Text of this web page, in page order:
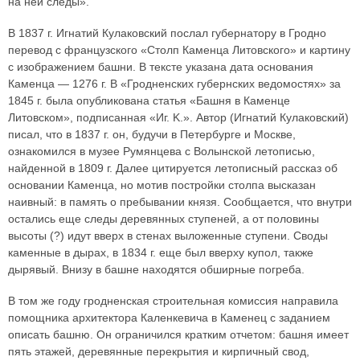
В 1837 г. Игнатий Кулаковский послал губернатору в Гродно
перевод с французского «Столп Каменца Литовского» и картину
с изображением башни. В тексте указана дата основания
Каменца — 1276 г. В «Гродненских губернских ведомостях» за
1845 г. была опубликована статья «Башня в Каменце
Литовском», подписанная «Иг. K.». Автор (Игнатий Кулаковский)
писал, что в 1837 г. он, будучи в Петербурге и Москве,
ознакомился в музее Румянцева с Волынской летописью,
найденной в 1809 г. Далее цитируется летописный рассказ об
основании Каменца, но мотив постройки столпа высказан
наивный: в память о пребывании князя. Сообщается, что внутри
остались еще следы деревянных ступеней, а от половины
высоты (?) идут вверх в стенах выложенные ступени. Своды
каменные в дырах, в 1834 г. еще был вверху купол, также
дырявый. Внизу в башне находятся обширные погреба.
В том же году гродненская строительная комиссия направила
помощника архитектора Каленкевича в Каменец с заданием
описать башню. Он ограничился кратким отчетом: башня имеет
пять этажей, деревянные перекрытия и кирпичный свод,